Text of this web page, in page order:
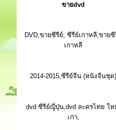
ขายdvd
DVD,ขายซีรีย์, ซีรีย์เกาหลี,ขายซี
เกาหลี
2014-2015,ซีรีย์จีน (หนังจีนชุด)
dvd ซีรีย์ญี่ปุ่น,dvd ละครไทย ให
เก่า,